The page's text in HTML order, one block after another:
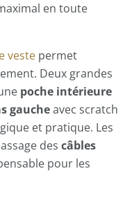
en toute
veste permet
Deux grandes
poche intérieure
gaucheavec scratch
et pratique. Les
des câbles
pour les